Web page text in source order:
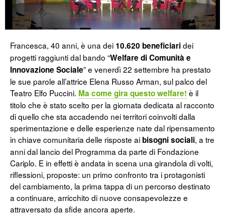
Francesca, 40 anni, è una dei 10.620 beneficiaridei
progetti raggiunti dal bando “Welfare di Comunità e
Innovazione Sociale” e venerdì 22 settembre ha prestato
le sue parole all’attrice Elena Russo Arman, sul palco del
Teatro Elfo Puccini. Ma come gira questo welfare! è il
titolo che è stato scelto per la giornata dedicata al racconto
di quello che sta accadendo nei territori coinvolti dalla
sperimentazione e delle esperienze nate dal ripensamento
in chiave comunitaria delle risposte ai bisogni sociali, a tre
anni dal lancio del Programma da parte di Fondazione
Cariplo. E in effetti è andata in scena una girandola di volti,
riflessioni, proposte: un primo confronto tra i protagonisti
del cambiamento, la prima tappa di un percorso destinato
a continuare, arricchito di nuove consapevolezze e
attraversato da sfide ancora aperte.